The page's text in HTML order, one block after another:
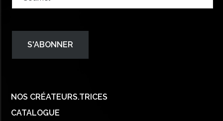
NOS CRÉATEURS.TRICES
CATALOGUE